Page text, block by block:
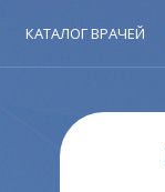
КАТАЛОГ ВРАЧЕЙ